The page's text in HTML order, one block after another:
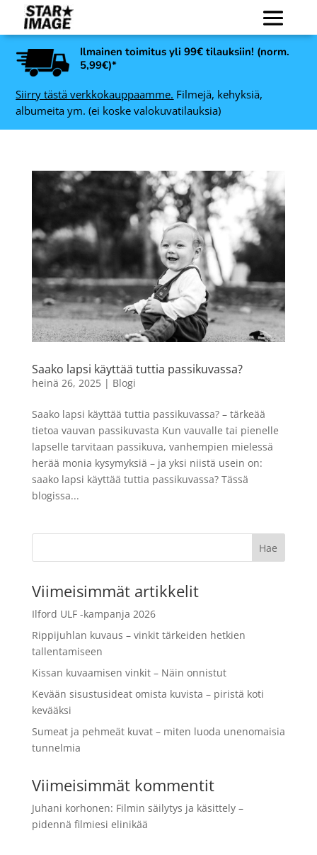
Ilmainen toimitus yli 99€ tilauksiin! (norm.
5,99€)*
Siirry tästä verkkokauppaamme. Filmejä, kehyksiä,
albumeita ym. (ei koske valokuvatilauksia)
Saako lapsi käyttää tuttia passikuvassa?
heinä 26, 2025| Blogi
Saako lapsi käyttää tuttia passikuvassa? – tärkeää
tietoa vauvan passikuvasta Kun vauvalle tai pienelle
lapselle tarvitaan passikuva, vanhempien mielessä
herää monia kysymyksiä – ja yksi niistä usein on:
saako lapsi käyttää tuttia passikuvassa? Tässä
blogissa...
Viimeisimmät artikkelit
Ilford ULF -kampanja 2026
Rippijuhlan kuvaus – vinkit tärkeiden hetkien
tallentamiseen
Kissan kuvaamisen vinkit – Näin onnistut
Kevään sisustusideat omista kuvista – piristä koti
kevääksi
Sumeat ja pehmeät kuvat – miten luoda unenomaisia
tunnelmia
Viimeisimmät kommentit
Juhani korhonen: Filmin säilytys ja käsittely –
pidennä filmiesi elinikää
Revolog ECHO 400 135, 36
kuvaa väriefektifilmi
19,90€ + LISÄÄ